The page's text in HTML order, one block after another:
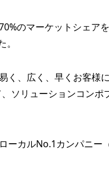
のマーケットシェア
、広く、早くお客様
ソリューションコン
カルNo.1カンパニ